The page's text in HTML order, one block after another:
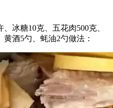
冰糖10克、五花肉500克、
酒5勺、蚝油2勺做法：